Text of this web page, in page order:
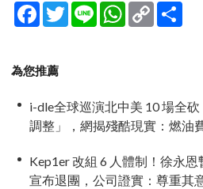
Facebook
TwitterLine WhatsApp
Copy
Link
為您推薦
i-dle全球巡演北中美 10 場全
調整」，網揭殘酷現實：燃油
Kep1er 改組 6 人體制！徐永恩
宣布退團，公司證實：尊重其